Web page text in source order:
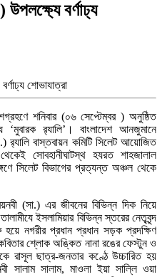
উপলক্ষ্যে বর্ণাঢ্য
শনিবার (০৬ সেপ্টেম্বর ) অনুষ্ঠিত
র‌্যালি’। বাংলাদেশ আনজুমানে
র‌্যালি বাস্তবায়ন কমিটি সিলেট আয়োজিত
সোবহানীঘাটস্থ হযরত শাহজালাল
সিলেট বিভাগের প্রত্যন্ত অঞ্চল থেকে
(সা.) এর জীবনের বিভিন্ন দিক নিয়ে
ইসলামিয়ার বিভিন্ন স্তরের নেতৃবৃন্দ
নগরীর প্রধান প্রধান সড়ক প্রদক্ষিণ
শ্লোক অঙ্কিত নানা রঙের ফেস্টুন ও
রাসূল ছাত্র-জনতার কণ্ঠে উচ্চারিত হয়
সালাম সালাম, মাওলা ইয়া সাল্লি ওয়া